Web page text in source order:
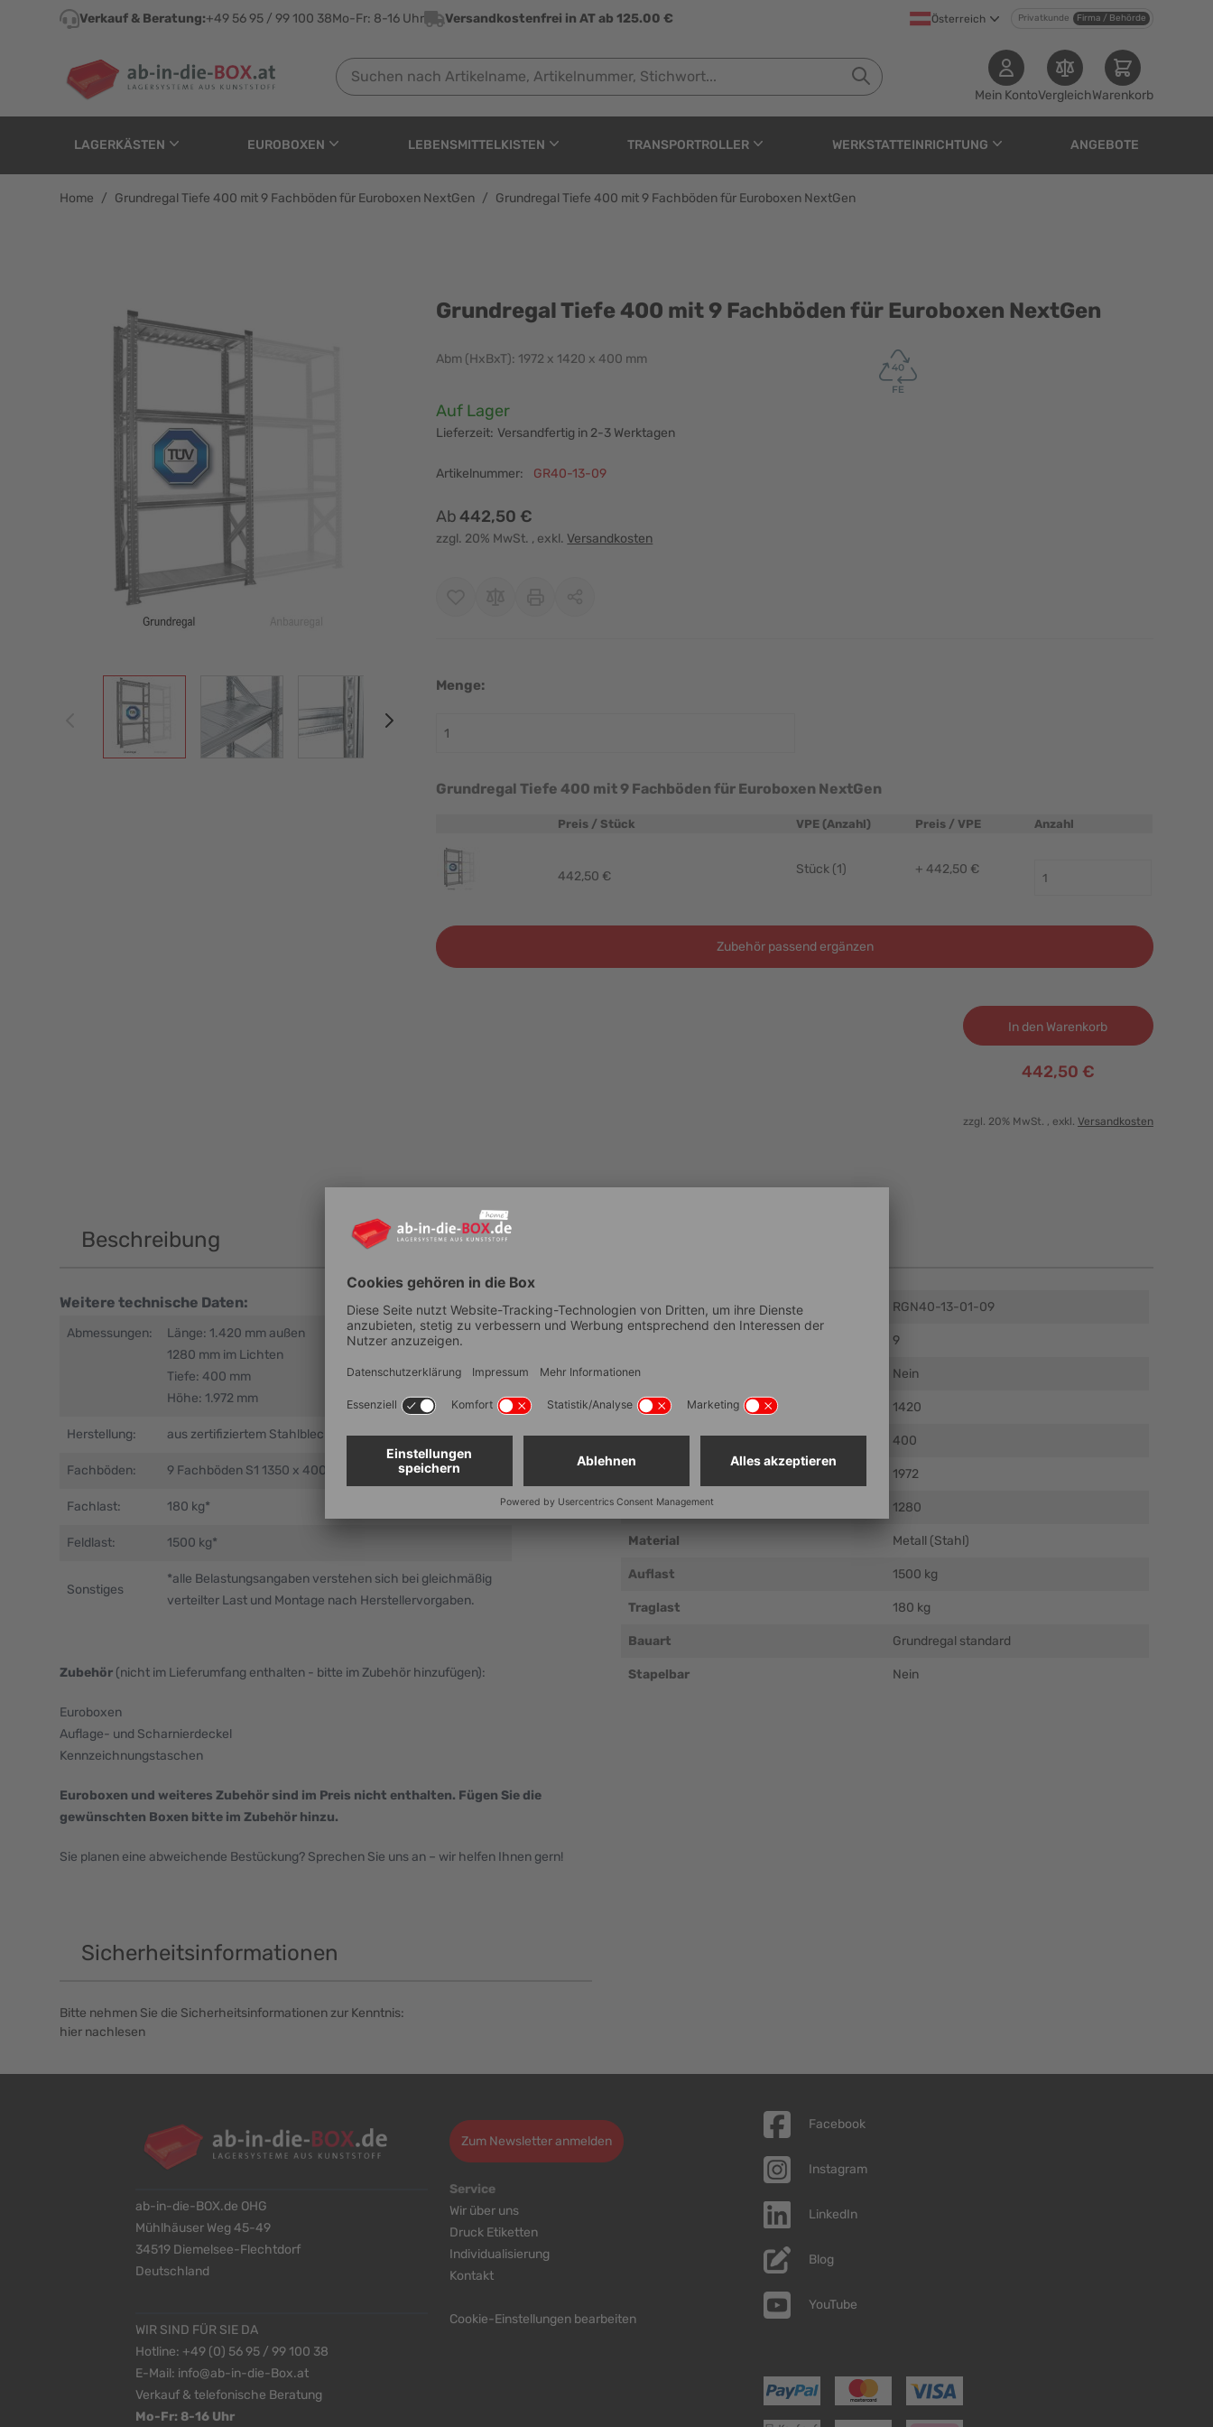
Direkt zum Inhalt
Verkauf & Beratung:+49 56 95 / 99 100 38Mo-Fr: 8-16 Uhr Versandkostenfrei in AT ab 125.00 € Österreich Privatkunde Firma / Behörde
Suchen nach Artikelname, Artikelnummer, Stichwort...
Mein KontoVergleichWarenkorb
LAGERKÄSTEN EUROBOXEN LEBENSMITTELKISTEN TRANSPORTROLLER WERKSTATTEINRICHTUNG ANGEBOTE
Home / Grundregal Tiefe 400 mit 9 Fachböden für Euroboxen NextGen / Grundregal Tiefe 400 mit 9 Fachböden für Euroboxen NextGen
Grundregal Tiefe 400 mit 9 Fachböden für Euroboxen NextGen
View larger imageView larger image View larger imageView larger image
Grundregal Tiefe 400 mit 9 Fachböden für Euroboxen NextGen
Abm (HxBxT): 1972 x 1420 x 400 mm
Verfügbarkeit:
Auf Lager
Lieferzeit: Versandfertig in 2-3 Werktagen
Artikelnummer: GR40-13-09
Ab442,50 €
zzgl. 20% MwSt. , exkl. Versandkosten
Menge:
Grundregal Tiefe 400 mit 9 Fachböden für Euroboxen NextGen
Preis / Stück VPE (Anzahl) Preis / VPE Anzahl
442,50 € Stück (1) + 442,50 €
Zubehör passend ergänzen
In den Warenkorb
442,50 €
zzgl. 20% MwSt. , exkl. Versandkosten
Beschreibung
Weitere technische Daten:
Abmessungen:
Länge: 1.420 mm außen
1280 mm im Lichten
Tiefe: 400 mm
Höhe: 1.972 mm
Herstellung: aus zertifiziertem Stahlblech (verzinkt)
Fachböden: 9 Fachböden S1 1350 x 400 mm (900x400+450x400 mm)
Fachlast: 180 kg*
Feldlast: 1500 kg*
Sonstiges
*alle Belastungsangaben verstehen sich bei gleichmäßig
verteilter Last und Montage nach Herstellervorgaben.
Zubehör (nicht im Lieferumfang enthalten - bitte im Zubehör hinzufügen):
Euroboxen
Auflage- und Scharnierdeckel
Kennzeichnungstaschen
Euroboxen und weiteres Zubehör sind im Preis nicht enthalten. Fügen Sie die
gewünschten Boxen bitte im Zubehör hinzu.
Sie planen eine abweichende Bestückung? Sprechen Sie uns an – wir helfen Ihnen gern!
Artikelnummer RGN40-13-01-09
9
Lebensmittelechtheit Nein
Breite (Außenmaß, mm ± 5 mm) 1420
Tiefe (Außenmaß, mm ± 5 mm) 400
1972
Lichtes Maß Breite (mm ± 5 mm) 1280
Material Metall (Stahl)
Auflast 1500 kg
Traglast 180 kg
Bauart Grundregal standard
Stapelbar Nein
Sicherheitsinformationen
Bitte nehmen Sie die Sicherheitsinformationen zur Kenntnis:
hier nachlesen
ab-in-die-BOX.de OHG
Mühlhäuser Weg 45-49
34519 Diemelsee-Flechtdorf
Deutschland
WIR SIND FÜR SIE DA
Hotline: +49 (0) 56 95 / 99 100 38
E-Mail: info@ab-in-die-Box.at
Verkauf & telefonische Beratung
Mo-Fr: 8-16 Uhr
Zum Newsletter anmelden
Service
Wir über uns
Druck Etiketten
Individualisierung
Kontakt
Cookie-Einstellungen bearbeiten
Facebook
Instagram
LinkedIn
Blog
YouTube